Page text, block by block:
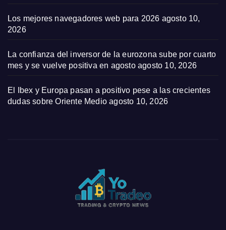
Los mejores navegadores web para 2026 agosto 10,
2026
La confianza del inversor de la eurozona sube por cuarto
mes y se vuelve positiva en agosto agosto 10, 2026
El Ibex y Europa pasan a positivo pese a las crecientes
dudas sobre Oriente Medio agosto 10, 2026